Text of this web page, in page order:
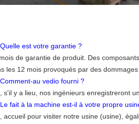
est votre garantie ?
de garantie de produit. Des
les 12 mois provoqués par des dommages
au vedio fourni ?
s'il y a lieu, nos ingénieurs enregistreront
fait à la machine est-il à votre propre
accueil pour visiter notre usine (usine),